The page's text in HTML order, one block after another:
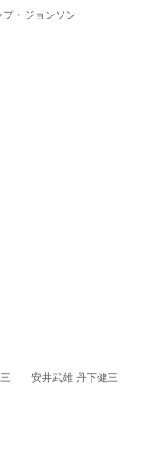
・ジョンソン
安井武雄 丹下健三